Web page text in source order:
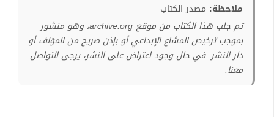
ملاحظة: مصدر الكتاب
تم جلب هذا الكتاب من موقع archive.org، وهو منشور
بموجب ترخيص المشاع الإبداعي أو بإذن صريح من المؤلف أو
دار النشر. في حال وجود اعتراض على النشر، يرجى التواصل
معنا.